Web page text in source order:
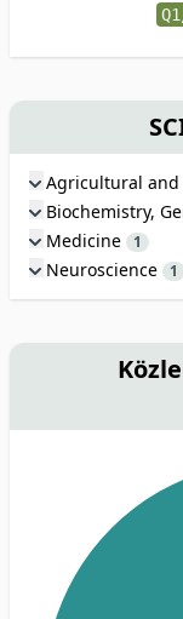
Agricultural and
Biochemistry,
Medicine 1
Neuroscience 1